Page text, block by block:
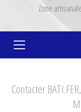
Zone
Contacter